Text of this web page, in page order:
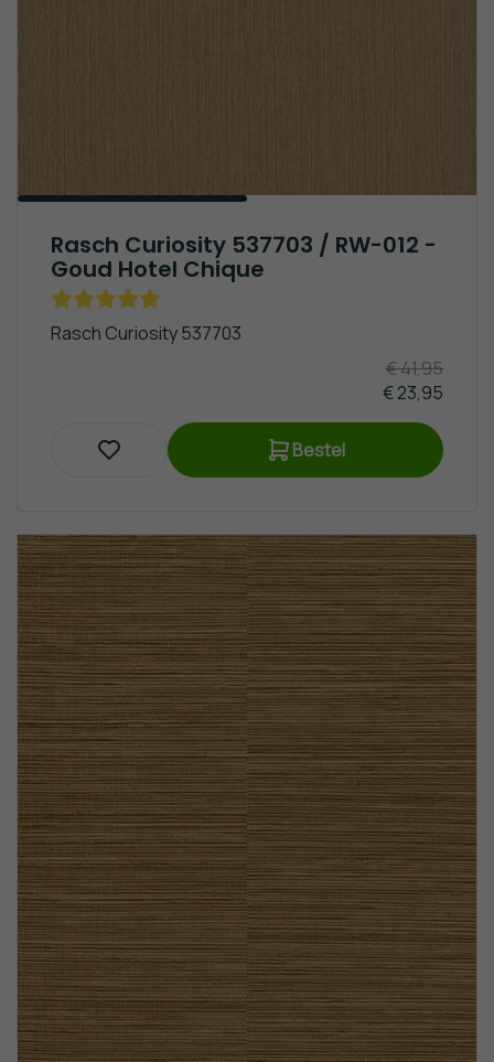
Rasch Curiosity 537703 / RW-012 -
Goud Hotel Chique
Rasch Curiosity 537703
€ 41,95
€ 23,95
Bestel